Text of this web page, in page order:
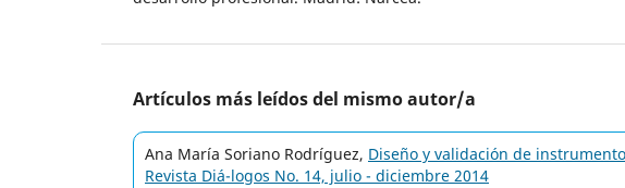
Artículos más leídos del mismo autor/a
Ana María Soriano Rodríguez, Diseño y validación de
Revista Diá-logos No. 14, julio - diciembre 2014